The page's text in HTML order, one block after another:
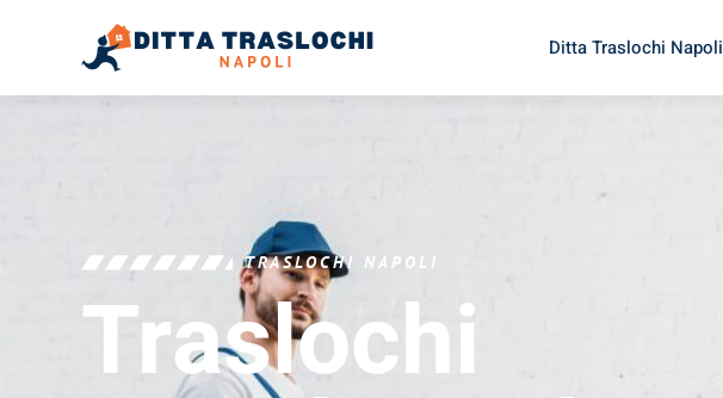
Ditta Traslochi Napoli
TRASLOCHI NAPOLI
Traslochi